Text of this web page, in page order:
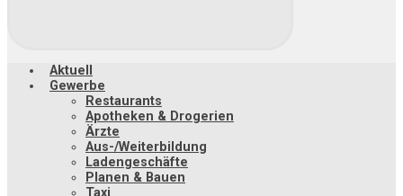
Aktuell
Gewerbe
Restaurants
Apotheken & Drogerien
Ärzte
Aus-/Weiterbildung
Ladengeschäfte
Planen & Bauen